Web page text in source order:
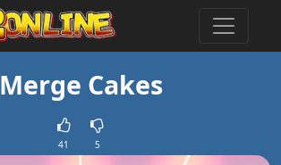
Merge Cakes
41 5